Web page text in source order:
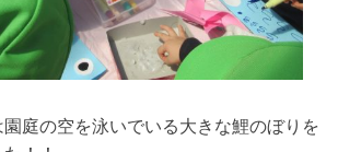
庭の空を泳いでいる大きな鯉のぼりを